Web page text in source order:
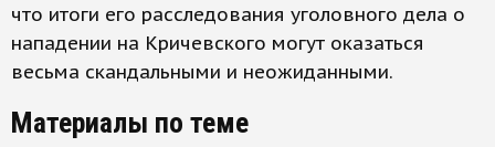
что итоги его расследования уголовного дела о
нападении на Кричевского могут оказаться
весьма скандальными и неожиданными.
Материалы по теме